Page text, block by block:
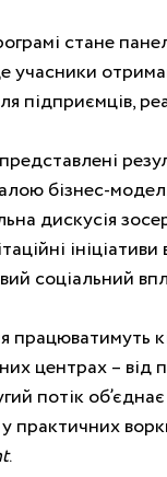
стане
учасники
підприємців,
бізнес-
дискусія
соціальний
працюватимуть
центрах –
потік
у практичних
.